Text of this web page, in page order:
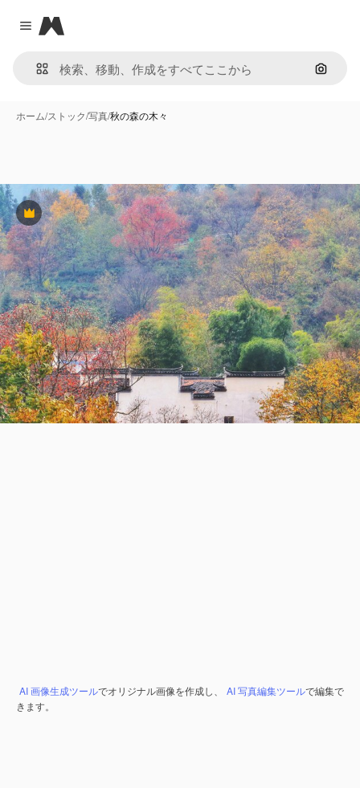
Close menu
Magnific
画像で
ホーム/ストック/写真/秋の森の木々
Premium
AI 画像生成ツールでオリジナル画像を作成し、 AI 写真編集ツールで編集で
きます。